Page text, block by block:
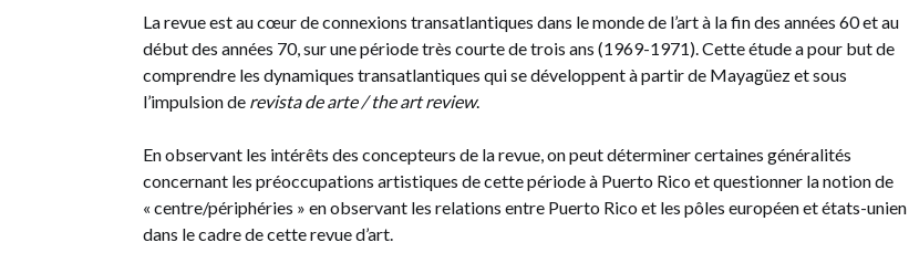
La revue est au cœur de connexions transatlantiques dans le monde de l’art à la fin des années 60 et au
début des années 70, sur une période très courte de trois ans (1969-1971). Cette étude a pour but de
comprendre les dynamiques transatlantiques qui se développent à partir de Mayagüez et sous
l’impulsion de revista de arte / the art review.
En observant les intérêts des concepteurs de la revue, on peut déterminer certaines généralités
concernant les préoccupations artistiques de cette période à Puerto Rico et questionner la notion de
« centre/périphéries » en observant les relations entre Puerto Rico et les pôles européen et états-unien
dans le cadre de cette revue d’art.